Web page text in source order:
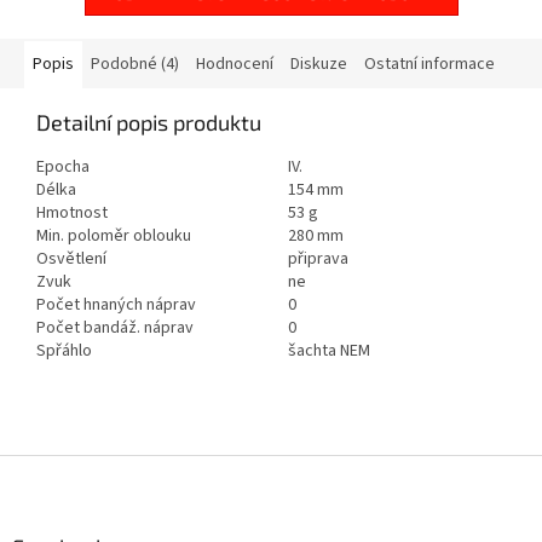
Popis Podobné (4) Hodnocení Diskuze Ostatní informace
Detailní popis produktu
Epocha
IV.
Délka
154 mm
Hmotnost
53 g
Min. poloměr oblouku
280 mm
Osvětlení
připrava
Zvuk
ne
Počet hnaných náprav
0
Počet bandáž. náprav
0
Spřáhlo
šachta NEM